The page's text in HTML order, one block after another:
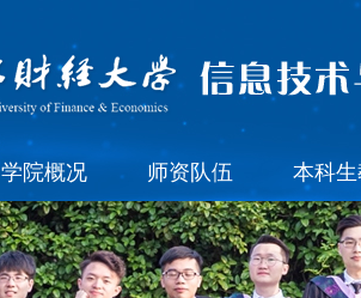
学院概况 师资队伍 本科